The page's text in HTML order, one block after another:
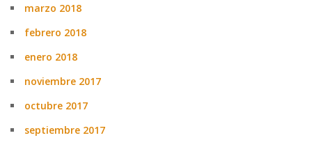
marzo 2018
febrero 2018
enero 2018
noviembre 2017
octubre 2017
septiembre 2017